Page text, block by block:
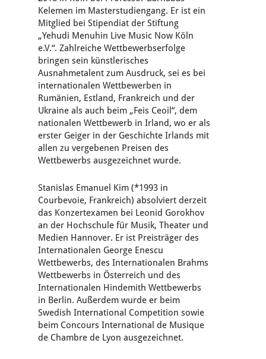
Kelemen im Masterstudiengang. Er ist ein
Mitglied bei Stipendiat der Stiftung
„Yehudi Menuhin Live Music Now Köln
e.V.“. Zahlreiche Wettbewerbserfolge
bringen sein künstlerisches
Ausnahmetalent zum Ausdruck, sei es bei
internationalen Wettbewerben in
Rumänien, Estland, Frankreich und der
Ukraine als auch beim „Feis Ceoil“, dem
nationalen Wettbewerb in Irland, wo er als
erster Geiger in der Geschichte Irlands mit
allen zu vergebenen Preisen des
Wettbewerbs ausgezeichnet wurde.
Stanislas Emanuel Kim (*1993 in
Courbevoie, Frankreich) absolviert derzeit
das Konzertexamen bei Leonid Gorokhov
an der Hochschule für Musik, Theater und
Medien Hannover. Er ist Preisträger des
Internationalen George Enescu
Wettbewerbs, des Internationalen Brahms
Wettbewerbs in Österreich und des
Internationalen Hindemith Wettbewerbs
in Berlin. Außerdem wurde er beim
Swedish International Competition sowie
beim Concours International de Musique
de Chambre de Lyon ausgezeichnet.